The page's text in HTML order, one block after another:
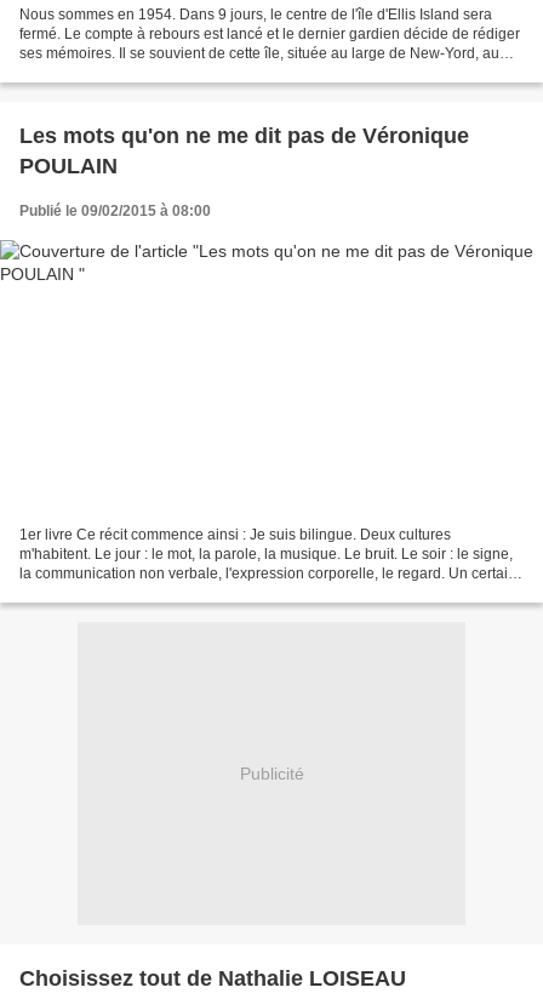
Nous sommes en 1954. Dans 9 jours, le centre de l'île d'Ellis Island sera
fermé. Le compte à rebours est lancé et le dernier gardien décide de rédiger
ses mémoires. Il se souvient de cette île, située au large de New-Yord, au
Les mots qu'on ne me dit pas de Véronique
POULAIN
Publié le 09/02/2015 à 08:00
1er livre Ce récit commence ainsi : Je suis bilingue. Deux cultures
m'habitent. Le jour : le mot, la parole, la musique. Le bruit. Le soir : le signe,
la communication non verbale, l'expression corporelle, le regard. Un certain
Publicité
Choisissez tout de Nathalie LOISEAU